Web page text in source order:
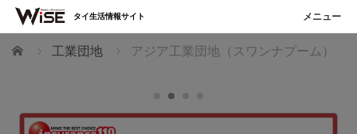
ホーム 工業団地 アジア工業団地（スワンナプーム）
タイ生活情報サイト